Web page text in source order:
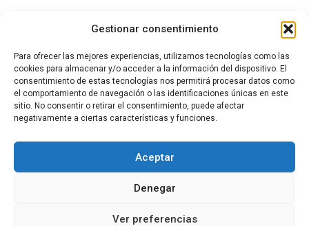
Gestionar consentimiento
Para ofrecer las mejores experiencias, utilizamos tecnologías como las
cookies para almacenar y/o acceder a la información del dispositivo. El
consentimiento de estas tecnologías nos permitirá procesar datos como
el comportamiento de navegación o las identificaciones únicas en este
sitio. No consentir o retirar el consentimiento, puede afectar
negativamente a ciertas características y funciones.
Aceptar
Denegar
Ver preferencias